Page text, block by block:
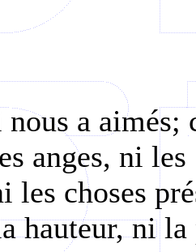
a aimés;
anges, ni les
les choses
hauteur, ni